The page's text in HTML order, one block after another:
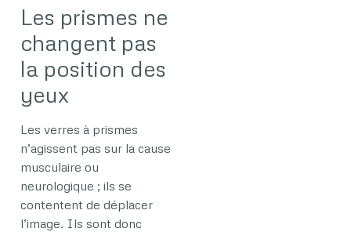
Les prismes ne
changent pas
la position des
yeux
Les verres à prismes
n’agissent pas sur la cause
musculaire ou
neurologique ; ils se
contentent de déplacer
l’image. Ils sont donc